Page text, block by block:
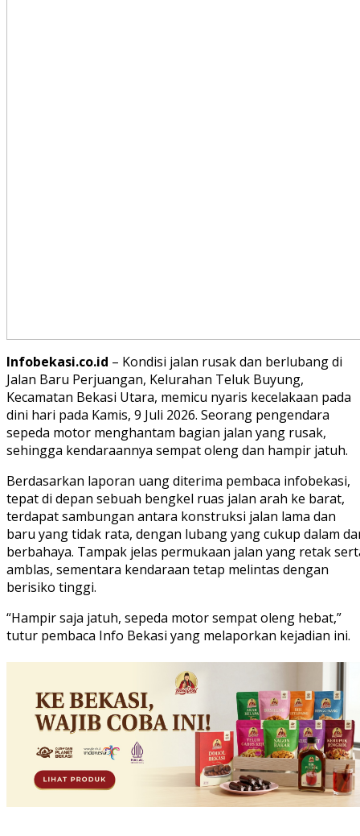
Infobekasi.co.id – Kondisi jalan rusak dan berlubang di
Jalan Baru Perjuangan, Kelurahan Teluk Buyung,
Kecamatan Bekasi Utara, memicu nyaris kecelakaan pada
dini hari pada Kamis, 9 Juli 2026. Seorang pengendara
sepeda motor menghantam bagian jalan yang rusak,
sehingga kendaraannya sempat oleng dan hampir jatuh.
Berdasarkan laporan uang diterima pembaca infobekasi,
tepat di depan sebuah bengkel ruas jalan arah ke barat,
terdapat sambungan antara konstruksi jalan lama dan
baru yang tidak rata, dengan lubang yang cukup dalam
berbahaya. Tampak jelas permukaan jalan yang retak
amblas, sementara kendaraan tetap melintas dengan
berisiko tinggi.
“Hampir saja jatuh, sepeda motor sempat oleng hebat,”
tutur pembaca Info Bekasi yang melaporkan kejadian ini.